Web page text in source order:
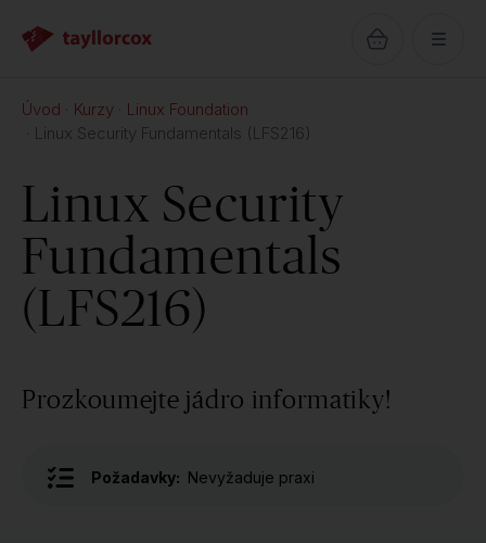
Úvod Kurzy
Linux Foundation
Linux Security Fundamentals (LFS216)
Linux Security
Fundamentals
(LFS216)
Prozkoumejte jádro informatiky!
Požadavky: Nevyžaduje praxi